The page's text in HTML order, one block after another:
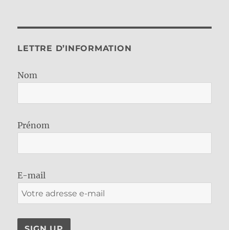
LETTRE D’INFORMATION
Nom
Prénom
E-mail